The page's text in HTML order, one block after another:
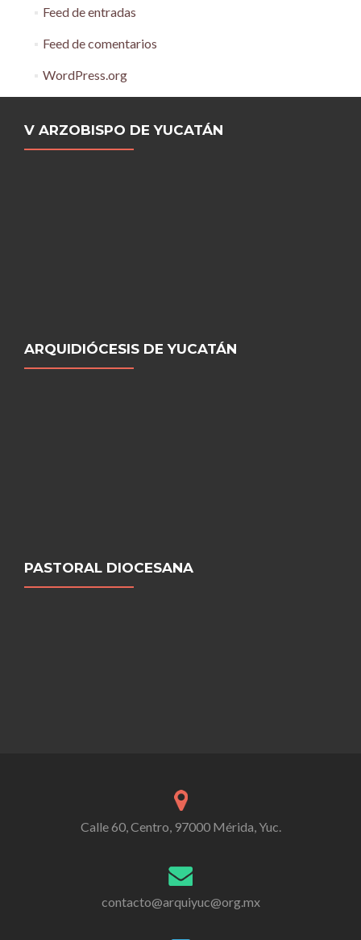
Feed de entradas
Feed de comentarios
WordPress.org
V ARZOBISPO DE YUCATÁN
ARQUIDIÓCESIS DE YUCATÁN
PASTORAL DIOCESANA
Calle 60, Centro, 97000 Mérida, Yuc.
contacto@arquiyuc@org.mx